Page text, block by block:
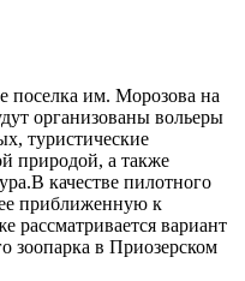
поселка им. Морозова на
организованы вольеры
туристические
природой, а также
качестве пилотного
приближенную к
рассматривается вариант
зоопарка в Приозерском